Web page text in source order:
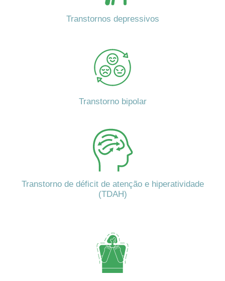
Transtornos depressivos
Transtorno bipolar
Transtorno de déficit de atenção e hiperatividade
(TDAH)